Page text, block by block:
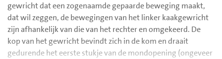
gewricht dat een zogenaamde gepaarde beweging maakt,
dat wil zeggen, de bewegingen van het linker kaakgewricht
zijn afhankelijk van die van het rechter en omgekeerd. De
kop van het gewricht bevindt zich in de kom en draait
gedurende het eerste stukje van de mondopening (ongeveer